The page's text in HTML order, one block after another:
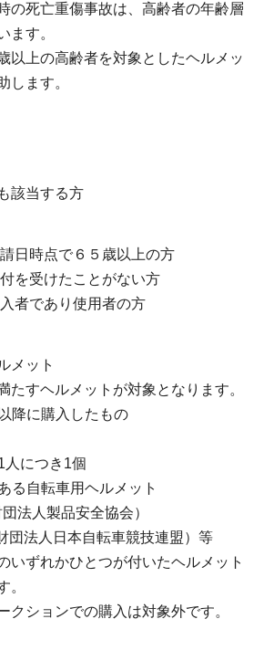
の死亡重傷事故は、高齢者の年齢層
ます。
以上の高齢者を対象としたヘルメッ
します。
該当する方
日時点で６５歳以上の方
を受けたことがない方
者であり使用者の方​
メット
たすヘルメットが対象となります。
降に購入したもの
人につき1個
る自転車用ヘルメット
法人製品安全協会）
団法人日本自転車競技連盟）等
ずれかひとつが付いたヘルメット
。
ションでの購入は対象外です。